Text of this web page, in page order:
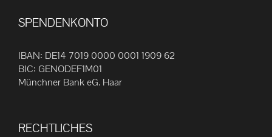
werden
SPENDENKONTO
IBAN: DE14 7019 0000 0001 1909 62
BIC: GENODEF1M01
Münchner Bank eG. Haar
RECHTLICHES